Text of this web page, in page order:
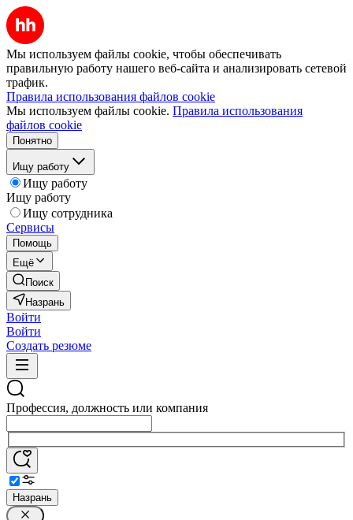
Мы используем файлы cookie, чтобы обеспечивать
правильную работу нашего веб-сайта и анализировать сетевой
трафик.
Правила использования файлов cookie
Мы используем файлы cookie. Правила использования
файлов cookie
Понятно
Ищу работу
Ищу работу
Ищу работу
Ищу сотрудника
Сервисы
Помощь
Ещё
Поиск
Назрань
Войти
Войти
Создать резюме
Профессия, должность или компания
Назрань